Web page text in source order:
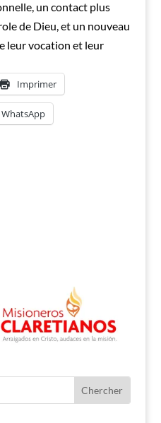
un contact plus
de Dieu, et un nouveau
leur vocation et leur
Imprimer
WhatsApp